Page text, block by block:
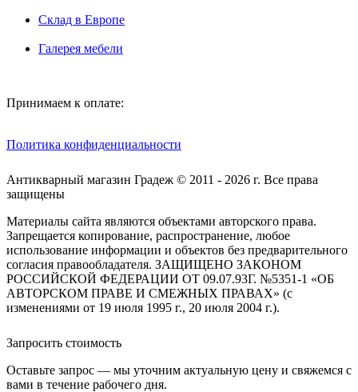
Склад в Европе
Галерея мебели
Принимаем к оплате:
Политика конфиденциальности
Антикварный магазин Градеж © 2011 - 2026 г. Все права
защищены
Материалы сайта являются объектами авторского права.
Запрещается копирование, распространение, любое
использование информации и объектов без предварительного
согласия правообладателя. ЗАЩИЩЕНО ЗАКОНОМ
РОССИЙСКОЙ ФЕДЕРАЦИИ ОТ 09.07.93Г. №5351-1 «ОБ
АВТОРСКОМ ПРАВЕ И СМЕЖНЫХ ПРАВАХ» (с
изменениями от 19 июля 1995 г., 20 июля 2004 г.).
Запросить стоимость
Оставьте запрос — мы уточним актуальную цену и свяжемся с
вами в течение рабочего дня.